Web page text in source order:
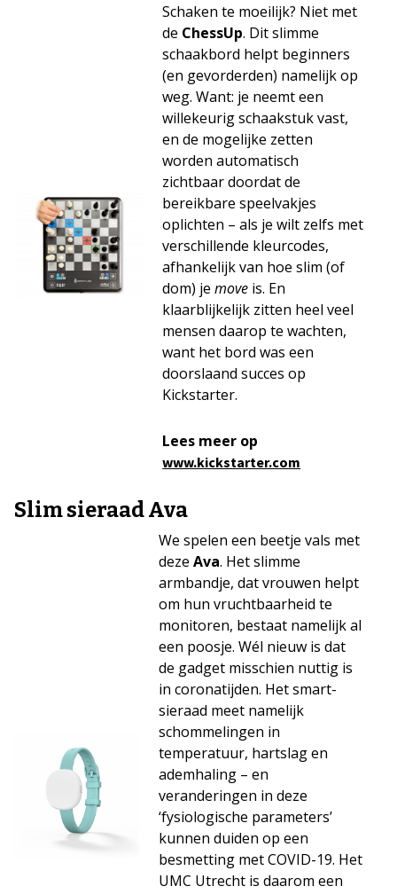
Schaken te moeilijk? Niet met
de ChessUp. Dit slimme
schaakbord helpt beginners
(en gevorderden) namelijk op
weg. Want: je neemt een
willekeurig schaakstuk vast,
en de mogelijke zetten
worden automatisch
zichtbaar doordat de
bereikbare speelvakjes
oplichten – als je wilt zelfs met
verschillende kleurcodes,
afhankelijk van hoe slim (of
dom) jemove is. En
klaarblijkelijk zitten heel veel
mensen daarop te wachten,
want het bord was een
doorslaand succes op
Kickstarter.
Lees meer op
www.kickstarter.com
Slim sieraad Ava
We spelen een beetje vals met
dezeAva. Het slimme
armbandje, dat vrouwen helpt
om hun vruchtbaarheid te
monitoren, bestaat namelijk al
een poosje. Wél nieuw is dat
de gadget misschien nuttig is
in coronatijden. Het smart-
sieraad meet namelijk
schommelingen in
temperatuur, hartslag en
ademhaling – en
veranderingen in deze
‘fysiologische parameters’
kunnen duiden op een
besmetting met COVID-19. Het
UMC Utrecht is daarom een